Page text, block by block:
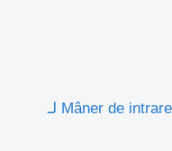
مقبض الباب Mâner de intrare în cabină dreapta față لـ